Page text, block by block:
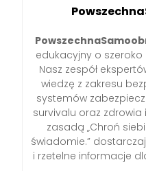
edukacyjny o
Nasz zespół
wiedzę z zakresu
systemów
survivalu oraz zdrowia
zasadą „Chroń
świadomie.”
i rzetelne informacje